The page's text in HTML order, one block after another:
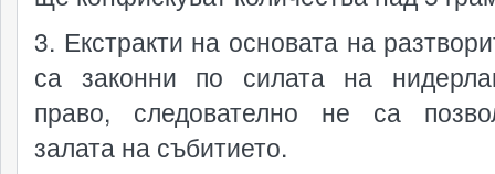
3. Екстракти на основата на
са законни по силата на
право, следователно не са
залата на събитието.